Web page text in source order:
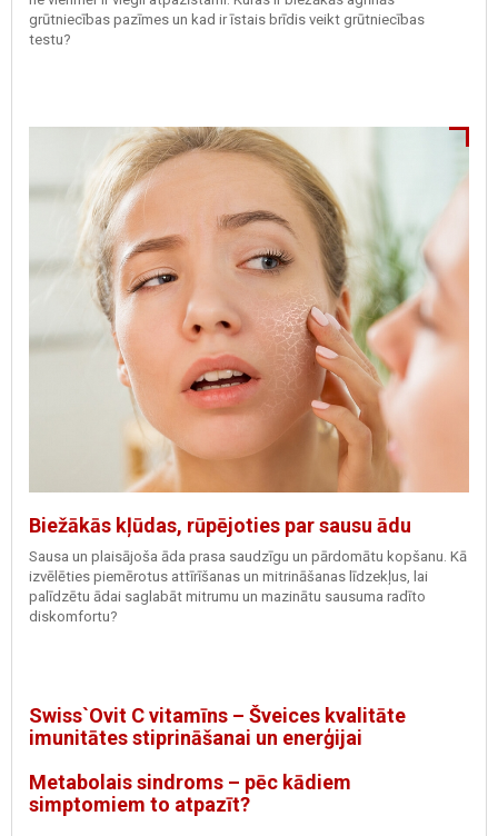
grūtniecības pazīmes un kad ir īstais brīdis veikt grūtniecības
testu?
Biežākās kļūdas, rūpējoties par sausu ādu
Sausa un plaisājoša āda prasa saudzīgu un pārdomātu kopšanu. Kā
izvēlēties piemērotus attīrīšanas un mitrināšanas līdzekļus, lai
palīdzētu ādai saglabāt mitrumu un mazinātu sausuma radīto
diskomfortu?
Swiss`Ovit C vitamīns – Šveices kvalitāte
imunitātes stiprināšanai un enerģijai
Metabolais sindroms – pēc kādiem
simptomiem to atpazīt?